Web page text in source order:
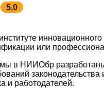
5.0
или
в НИИОбр
и работодателей.